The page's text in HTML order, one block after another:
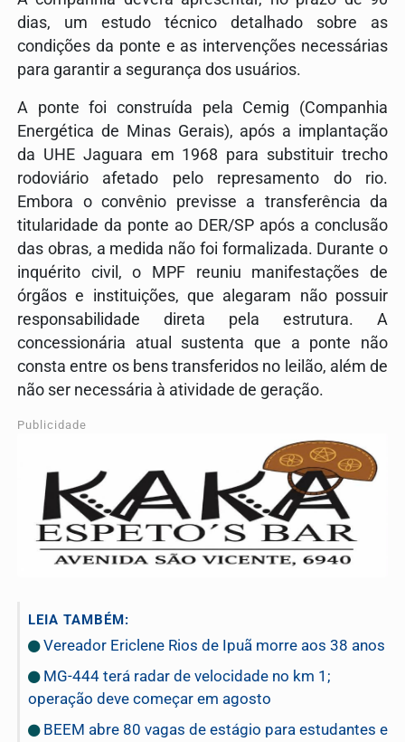
dias, um estudo técnico detalhado sobre as
condições da ponte e as intervenções necessárias
para garantir a segurança dos usuários.
A ponte foi construída pela Cemig (Companhia
Energética de Minas Gerais), após a implantação
da UHE Jaguara em 1968 para substituir trecho
rodoviário afetado pelo represamento do rio.
Embora o convênio previsse a transferência da
titularidade da ponte ao DER/SP após a conclusão
das obras, a medida não foi formalizada. Durante o
inquérito civil, o MPF reuniu manifestações de
órgãos e instituições, que alegaram não possuir
responsabilidade direta pela estrutura. A
concessionária atual sustenta que a ponte não
consta entre os bens transferidos no leilão, além de
não ser necessária à atividade de geração.
Publicidade
LEIA TAMBÉM:
Vereador Ericlene Rios de Ipuã morre aos 38 anos
MG-444 terá radar de velocidade no km 1;
operação deve começar em agosto
BEEM abre 80 vagas de estágio para estudantes e